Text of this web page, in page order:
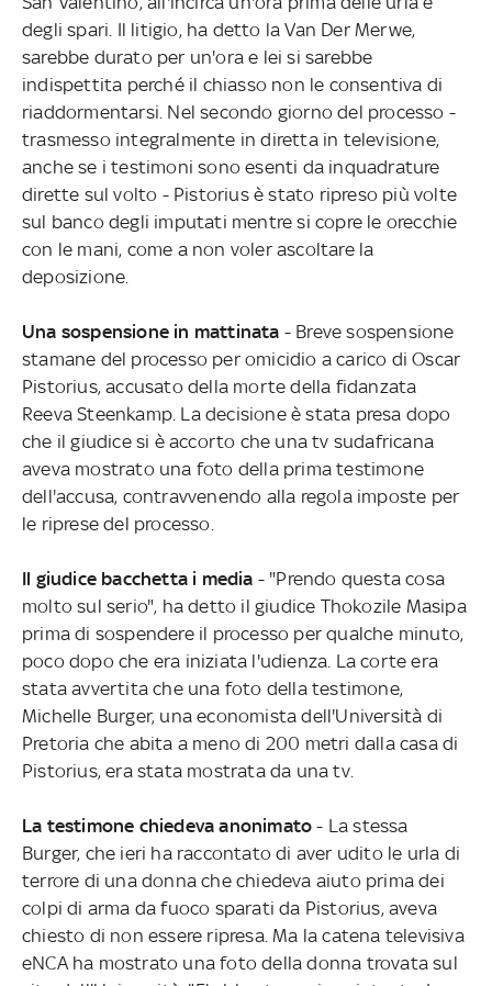
degli spari. Il litigio, ha detto la Van Der Merwe,
sarebbe durato per un'ora e lei si sarebbe
indispettita perché il chiasso non le consentiva di
riaddormentarsi. Nel secondo giorno del processo -
trasmesso integralmente in diretta in televisione,
anche se i testimoni sono esenti da inquadrature
dirette sul volto - Pistorius è stato ripreso più volte
sul banco degli imputati mentre si copre le orecchie
con le mani, come a non voler ascoltare la
deposizione.
Una sospensione in mattinata - Breve sospensione
stamane del processo per omicidio a carico di Oscar
Pistorius, accusato della morte della fidanzata
Reeva Steenkamp. La decisione è stata presa dopo
che il giudice si è accorto che una tv sudafricana
aveva mostrato una foto della prima testimone
dell'accusa, contravvenendo alla regola imposte per
le riprese del processo.
Il giudice bacchetta i media - "Prendo questa cosa
molto sul serio", ha detto il giudice Thokozile Masipa
prima di sospendere il processo per qualche minuto,
poco dopo che era iniziata l'udienza. La corte era
stata avvertita che una foto della testimone,
Michelle Burger, una economista dell'Università di
Pretoria che abita a meno di 200 metri dalla casa di
Pistorius, era stata mostrata da una tv.
La testimone chiedeva anonimato- La stessa
Burger, che ieri ha raccontato di aver udito le urla di
terrore di una donna che chiedeva aiuto prima dei
colpi di arma da fuoco sparati da Pistorius, aveva
chiesto di non essere ripresa. Ma la catena televisiva
eNCA ha mostrato una foto della donna trovata sul